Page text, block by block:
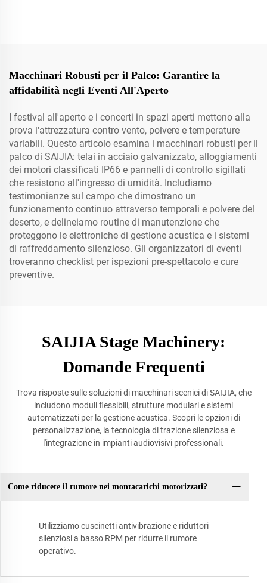
Macchinari Robusti per il Palco: Garantire la
affidabilità negli Eventi All'Aperto
I festival all'aperto e i concerti in spazi aperti mettono alla
prova l'attrezzatura contro vento, polvere e temperature
variabili. Questo articolo esamina i macchinari robusti per il
palco di SAIJIA: telai in acciaio galvanizzato, alloggiamenti
dei motori classificati IP66 e pannelli di controllo sigillati
che resistono all'ingresso di umidità. Includiamo
testimonianze sul campo che dimostrano un
funzionamento continuo attraverso temporali e polvere del
deserto, e delineiamo routine di manutenzione che
proteggono le elettroniche di gestione acustica e i sistemi
di raffreddamento silenzioso. Gli organizzatori di eventi
troveranno checklist per ispezioni pre-spettacolo e cure
preventive.
SAIJIA Stage Machinery:
Domande Frequenti
Trova risposte sulle soluzioni di macchinari scenici di SAIJIA, che
includono moduli flessibili, strutture modulari e sistemi
automatizzati per la gestione acustica. Scopri le opzioni di
personalizzazione, la tecnologia di trazione silenziosa e
l'integrazione in impianti audiovisivi professionali.
Come riducete il rumore nei montacarichi motorizzati?
Utilizziamo cuscinetti antivibrazione e riduttori
silenziosi a basso RPM per ridurre il rumore
operativo.